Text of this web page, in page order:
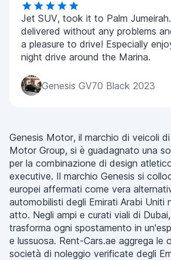
Jet SUV, took it to Palm
delivered without any problems
a pleasure to drive! Especially
night drive around the Marina.
Genesis GV70 Black 2023
Genesis Motor, il marchio di veicoli
Motor Group, si è guadagnato una
per la combinazione di design
executive. Il marchio Genesis si
europei affermati come vera
automobilisti degli Emirati Arabi Uniti
atto. Negli ampi e curati viali di
trasforma ogni spostamento in
e lussuosa. Rent-Cars.ae aggrega le
società di noleggio verificate degli